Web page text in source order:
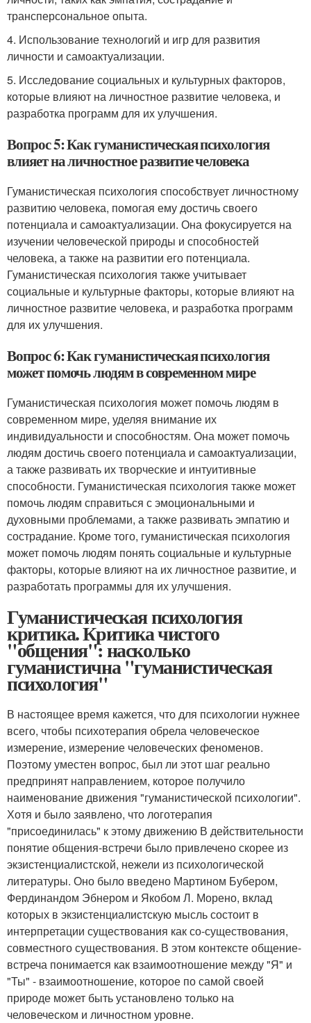
трансперсональное опыта.
4. Использование технологий и игр для развития
личности и самоактуализации.
5. Исследование социальных и культурных факторов,
которые влияют на личностное развитие человека, и
разработка программ для их улучшения.
Вопрос 5: Как гуманистическая психология
влияет на личностное развитие человека
Гуманистическая психология способствует личностному
развитию человека, помогая ему достичь своего
потенциала и самоактуализации. Она фокусируется на
изучении человеческой природы и способностей
человека, а также на развитии его потенциала.
Гуманистическая психология также учитывает
социальные и культурные факторы, которые влияют на
личностное развитие человека, и разработка программ
для их улучшения.
Вопрос 6: Как гуманистическая психология
может помочь людям в современном мире
Гуманистическая психология может помочь людям в
современном мире, уделяя внимание их
индивидуальности и способностям. Она может помочь
людям достичь своего потенциала и самоактуализации,
а также развивать их творческие и интуитивные
способности. Гуманистическая психология также может
помочь людям справиться с эмоциональными и
духовными проблемами, а также развивать эмпатию и
сострадание. Кроме того, гуманистическая психология
может помочь людям понять социальные и культурные
факторы, которые влияют на их личностное развитие, и
разработать программы для их улучшения.
Гуманистическая психология
критика. Критика чистого
"общения": насколько
гуманистична "гуманистическая
психология"
В настоящее время кажется, что для психологии нужнее
всего, чтобы психотерапия обрела человеческое
измерение, измерение человеческих феноменов.
Поэтому уместен вопрос, был ли этот шаг реально
предпринят направлением, которое получило
наименование движения "гуманистической психологии".
Хотя и было заявлено, что логотерапия
"присоединилась" к этому движению В действительности
понятие общения-встречи было привлечено скорее из
экзистенциалистской, нежели из психологической
литературы. Оно было введено Мартином Бубером,
Фердинандом Эбнером и Якобом Л. Морено, вклад
которых в экзистенциалистскую мысль состоит в
интерпретации существования как со-существования,
совместного существования. В этом контексте общение-
встреча понимается как взаимоотношение между "Я" и
"Ты" - взаимоотношение, которое по самой своей
природе может быть установлено только на
человеческом и личностном уровне.